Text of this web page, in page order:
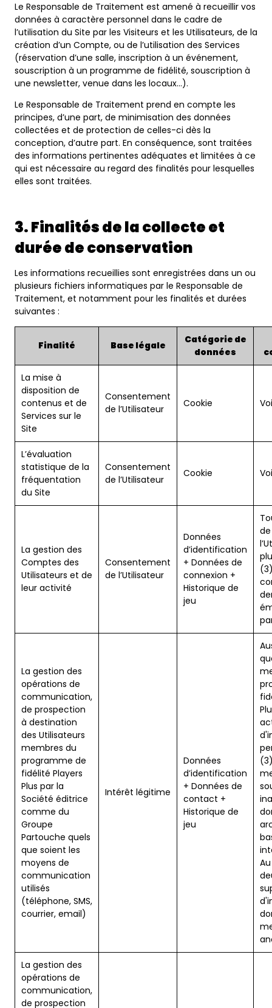
Le Responsable de Traitement est amené à recueillir vos
données à caractère personnel dans le cadre de
l’utilisation du Site par les Visiteurs et les Utilisateurs, de la
création d’un Compte, ou de l’utilisation des Services
(réservation d’une salle, inscription à un événement,
souscription à un programme de fidélité, souscription à
une newsletter, venue dans les locaux…).
Le Responsable de Traitement prend en compte les
principes, d’une part, de minimisation des données
collectées et de protection de celles-ci dès la
conception, d’autre part. En conséquence, sont traitées
des informations pertinentes adéquates et limitées à ce
qui est nécessaire au regard des finalités pour lesquelles
elles sont traitées.
3. Finalités de la collecte et
durée de conservation
Les informations recueillies sont enregistrées dans un ou
plusieurs fichiers informatiques par le Responsable de
Traitement, et notamment pour les finalités et durées
suivantes :
Finalité Base légale
Catégorie de
données
La mise à
disposition de
contenus et de
Services sur le
Site
Consentement
de l’Utilisateur
Cookie
L’évaluation
statistique de la
fréquentation
du Site
Consentement
de l’Utilisateur
Cookie
La gestion des
Comptes des
Utilisateurs et de
leur activité
Consentement
de l’Utilisateur
Données
d’identification
+ Données de
connexion +
Historique de
jeu
La gestion des
opérations de
communication,
de prospection
à destination
des Utilisateurs
membres du
programme de
fidélité Players
Plus par la
Société éditrice
comme du
Groupe
Partouche quels
que soient les
moyens de
communication
utilisés
(téléphone, SMS,
courrier, email)
Intérêt légitime
Données
d’identification
+ Données de
contact +
Historique de
jeu
La gestion des
opérations de
communication,
de prospection